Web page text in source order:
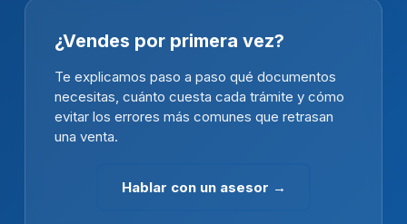
¿Vendes por primera vez?
Te explicamos paso a paso qué documentos
necesitas, cuánto cuesta cada trámite y cómo
evitar los errores más comunes que retrasan
una venta.
Hablar con un asesor →